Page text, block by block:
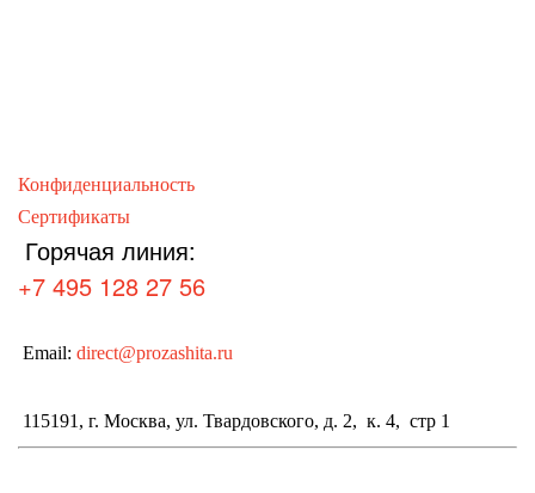
Конфиденциальность
Сертификаты
Горячая линия:
+7 495 128 27 56
Email: direct@prozashita.ru
115191, г. Москва, ул. Твардовского, д. 2, к. 4, стр 1